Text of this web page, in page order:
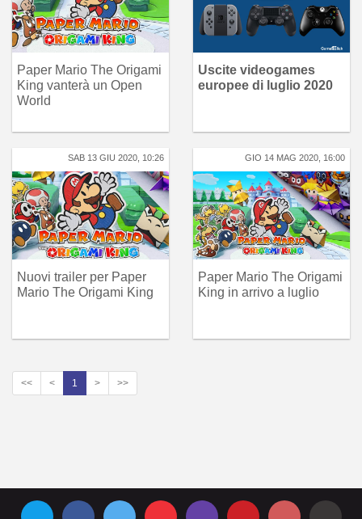
Paper Mario The Origami
King vanterà un Open
World
Uscite videogames
europee di luglio 2020
SAB 13 GIU 2020, 10:26
Nuovi trailer per Paper
Mario The Origami King
GIO 14 MAG 2020, 16:00
Paper Mario The Origami
King in arrivo a luglio
<< < 1 > >>